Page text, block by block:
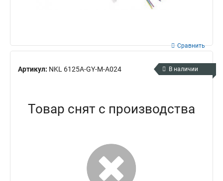
Артикул: NKL 6125A-GY-M-A024
Сравнить
В наличии
Товар снят с производства